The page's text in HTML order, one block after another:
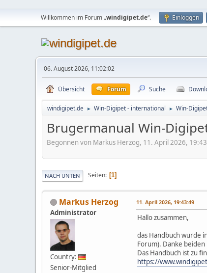
Willkommen im Forum „windigipet.de“. Einloggen
06. August 2026, 11:02:02
Übersicht Forum Suche
windigipet.de ► Win-Digipet - international ► Win-
Brugermanual Win-
Begonnen von Markus Herzog, 11. April 2026,
NACH UNTEN Seiten 1
Markus Herzog
Administrator
Country:
Senior-Mitglied
11. April 2026, 19:43:49
Hallo zusammen,
das Handbuch wurde
Forum). Danke
Das Handbuch ist zu
https://